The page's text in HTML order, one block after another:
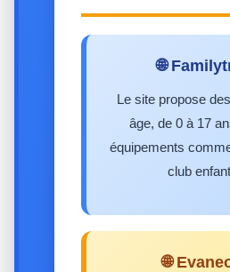
🌐
Le site propose
âge, de 0 à 17
équipements
club
🌐